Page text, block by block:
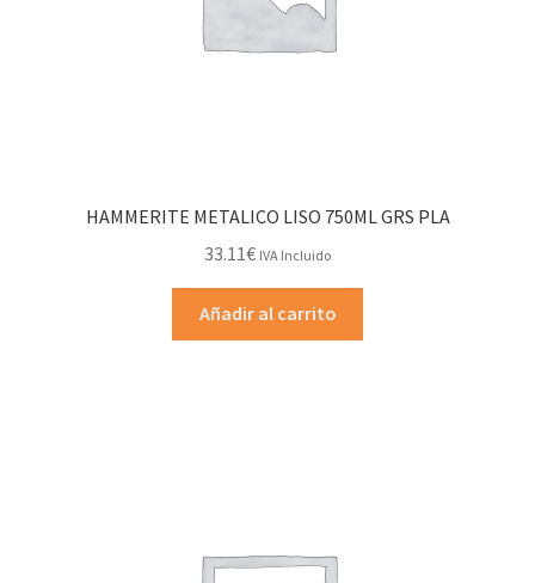
HAMMERITE METALICO LISO 750ML GRS PLA
33.11€ IVA Incluido
Añadir al carrito